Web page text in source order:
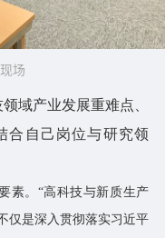
场
域产业发展重难点、
合自己岗位与研究领
素。“高科技与新质生产
仅是深入贯彻落实习近平